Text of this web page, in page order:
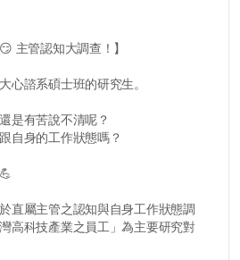
主管認知大調查！】
心諮系碩士班的研究生。
是有苦說不清呢？
自身的工作狀態嗎？
直屬主管之認知與自身工作狀態調
高科技產業之員工」為主要研究對